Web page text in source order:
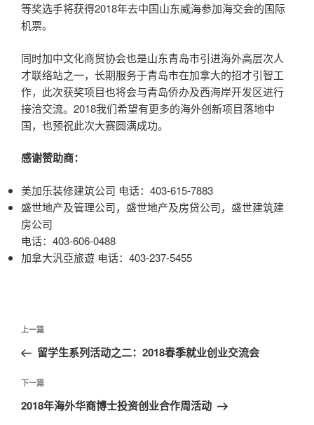
等奖选手将获得2018年去中国山东威海参加海交会的国际
机票。
同时加中文化商贸协会也是山东青岛市引进海外高层次人
才联络站之一，长期服务于青岛市在加拿大的招才引智工
作，此次获奖项目也将会与青岛侨办及西海岸开发区进行
接洽交流。2018我们希望有更多的海外创新项目落地中
国，也预祝此次大赛圆满成功。
感谢赞助商：
美加乐装修建筑公司 电话：403-615-7883
盛世地产及管理公司，盛世地产及房贷公司，盛世建筑建
房公司
电话：403-606-0488
加拿大汎亞旅遊 电话：403-237-5455
文
导
航
上
一
文
章
上一篇
留学生系列活动之二：2018春季就业创业交流会
下
一
下一篇
2018年海外华商博士投资创业合作周活动